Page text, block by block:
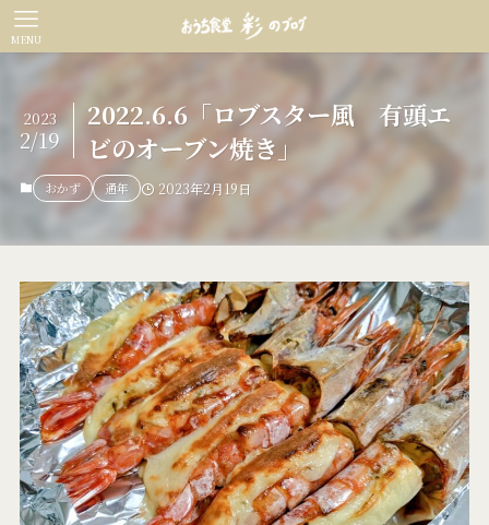
MENU
2022.6.6「ロブスター風 有頭エ
ビのオーブン焼き」
2023
2/19
おかず 通年 2023年2月19日